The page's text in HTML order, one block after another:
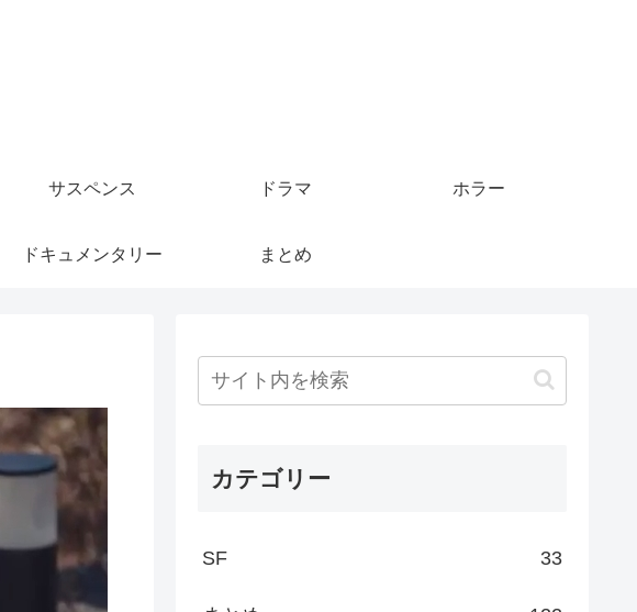
サスペンス ドラマ ホラー
ドキュメンタリー まとめ
カテゴリー
SF 33